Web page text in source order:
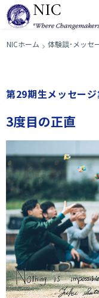
NICホーム 体験談･メッセ
第29期生メッセージ
3度目の正直